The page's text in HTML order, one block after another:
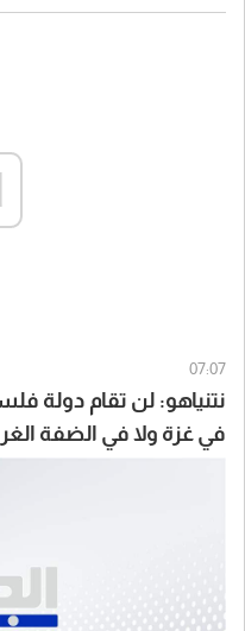
07:07
نتنياهو: لن تقام دولة
في غزة ولا في الضفة